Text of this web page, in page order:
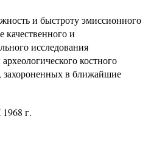
и быстроту эмиссионного
качественного и
исследования
костного
захороненных в ближайшие
г.